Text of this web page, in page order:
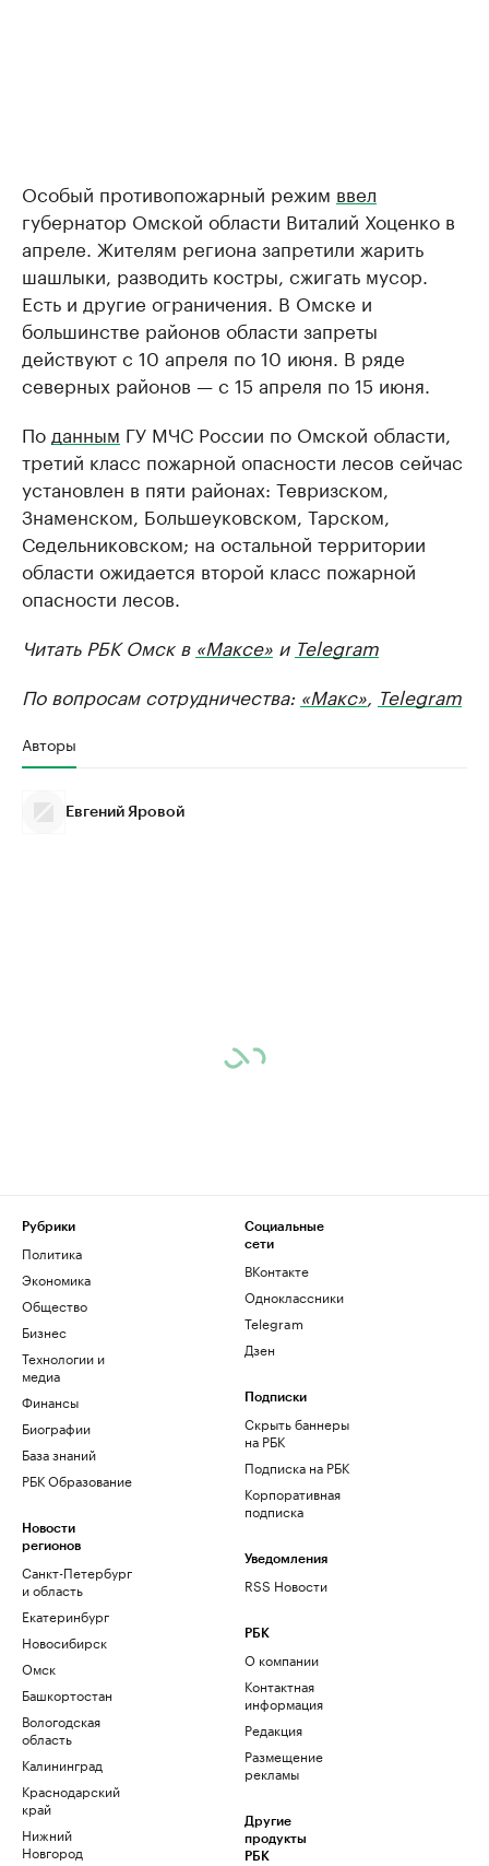
Особый противопожарный режим ввел
губернатор Омской области Виталий Хоценко в
апреле. Жителям региона запретили жарить
шашлыки, разводить костры, сжигать мусор.
Есть и другие ограничения. В Омске и
большинстве районов области запреты
действуют с 10 апреля по 10 июня. В ряде
северных районов — с 15 апреля по 15 июня.
По данным ГУ МЧС России по Омской области,
третий класс пожарной опасности лесов сейчас
установлен в пяти районах: Тевризском,
Знаменском, Большеуковском, Тарском,
Седельниковском; на остальной территории
области ожидается второй класс пожарной
опасности лесов.
Читать РБК Омск в «Максе» и Telegram
По вопросам сотрудничества: «Макс», Telegram
Авторы
Евгений Яровой
Рубрики
Политика
Экономика
Общество
Бизнес
Технологии и
медиа
Финансы
Биографии
База знаний
РБК Образование
Новости
регионов
Санкт-Петербург
и область
Екатеринбург
Новосибирск
Омск
Башкортостан
Вологодская
область
Калининград
Краснодарский
край
Нижний
Новгород
Социальные
сети
ВКонтакте
Одноклассники
Telegram
Дзен
Подписки
Скрыть баннеры
на РБК
Подписка на РБК
Корпоративная
подписка
Уведомления
RSS Новости
РБК
О компании
Контактная
информация
Редакция
Размещение
рекламы
Другие
продукты
РБК